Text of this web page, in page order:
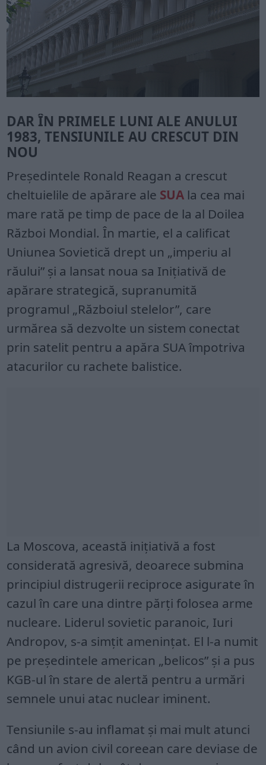
DAR ÎN PRIMELE LUNI ALE ANULUI
1983, TENSIUNILE AU CRESCUT DIN
NOU
Președintele Ronald Reagan a crescut
cheltuielile de apărare ale SUA la cea mai
mare rată pe timp de pace de la al Doilea
Război Mondial. În martie, el a calificat
Uniunea Sovietică drept un „imperiu al
răului” și a lansat noua sa Inițiativă de
apărare strategică, supranumită
programul „Războiul stelelor”, care
urmărea să dezvolte un sistem conectat
prin satelit pentru a apăra SUA împotriva
atacurilor cu rachete balistice.
La Moscova, această inițiativă a fost
considerată agresivă, deoarece submina
principiul distrugerii reciproce asigurate în
cazul în care una dintre părți folosea arme
nucleare. Liderul sovietic paranoic, Iuri
Andropov, s-a simțit amenințat. El l-a numit
pe președintele american „belicos” și a pus
KGB-ul în stare de alertă pentru a urmări
semnele unui atac nuclear iminent.
Tensiunile s-au inflamat și mai mult atunci
când un avion civil coreean care deviase de